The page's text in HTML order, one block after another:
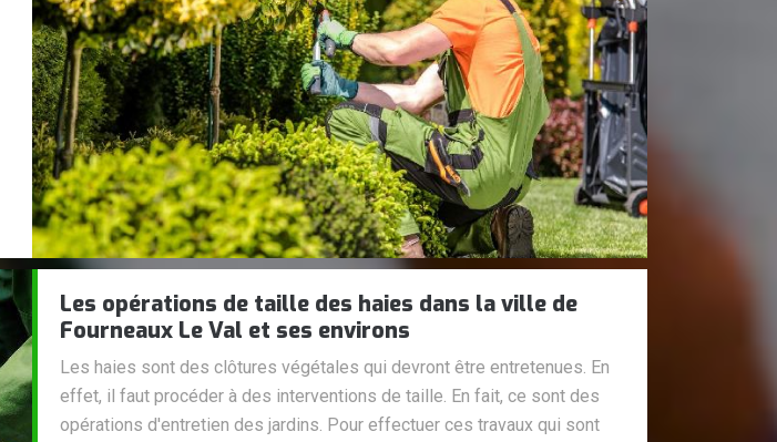
Les opérations de taille des haies dans la ville de
Fourneaux Le Val et ses environs
Les haies sont des clôtures végétales qui devront être entretenues. En
effet, il faut procéder à des interventions de taille. En fait, ce sont des
opérations d'entretien des jardins. Pour effectuer ces travaux qui sont